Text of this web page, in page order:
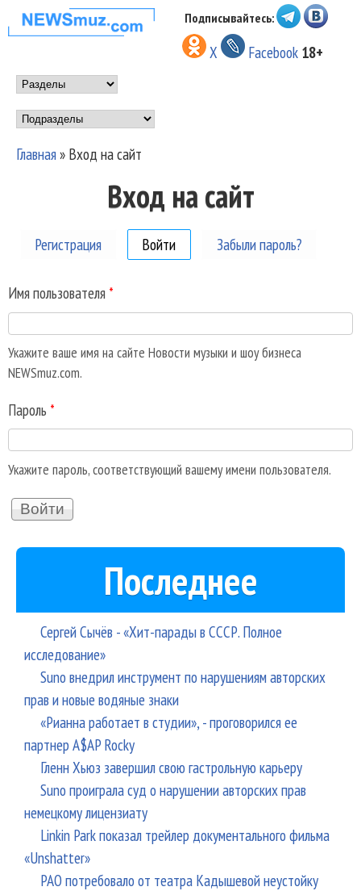
Перейти к основному
содержанию
НОВОСТИ
МУЗЫКИ И
ШОУ БИЗНЕСА
NEWSMUZ.COM
Подписывайтесь:
X Facebook 18+
Main menu
Подразделы
Вы здесь
Главная» Вход на сайт
Вход на сайт
Регистрация Войти (активная вкладка)
Забыли пароль?
Имя пользователя *
Укажите ваше имя на сайте Новости музыки и шоу бизнеса
NEWSmuz.com.
Пароль *
Укажите пароль, соответствующий вашему имени пользователя.
Последнее
Сергей Сычёв - «Хит-парады в СССР. Полное
исследование»
Suno внедрил инструмент по нарушениям авторских
прав и новые водяные знаки
«Рианна работает в студии», - проговорился ее
партнер A$AP Rocky
Гленн Хьюз завершил свою гастрольную карьеру
Suno проиграла суд о нарушении авторских прав
немецкому лицензиату
Linkin Park показал трейлер документального фильма
«Unshatter»
РАО потребовало от театра Кадышевой неустойку